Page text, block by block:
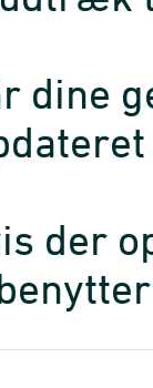
dine
der